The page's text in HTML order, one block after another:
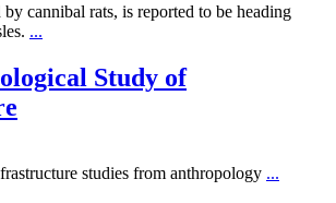
cannibal rats, is reported to be heading
...
Study of
studies from anthropology ...